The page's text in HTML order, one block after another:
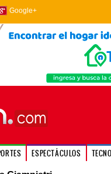
Google+
ESPECTÁCULOS